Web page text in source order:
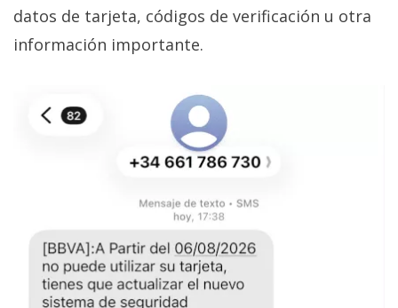
datos de tarjeta, códigos de verificación u otra
información importante.